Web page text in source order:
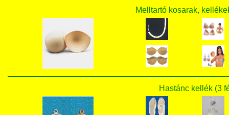
Melltartó kosarak,
Hastánc kellék (3